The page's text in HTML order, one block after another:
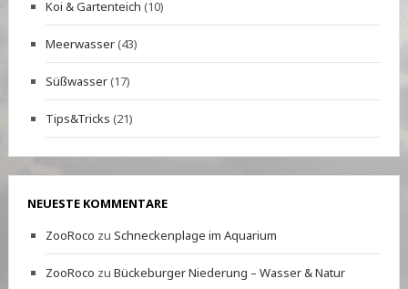
Koi & Gartenteich (10)
Meerwasser(43)
Süßwasser(17)
Tips&Tricks (21)
NEUESTE KOMMENTARE
ZooRoco zu Schneckenplage im Aquarium
ZooRoco zu Bückeburger Niederung – Wasser & Natur